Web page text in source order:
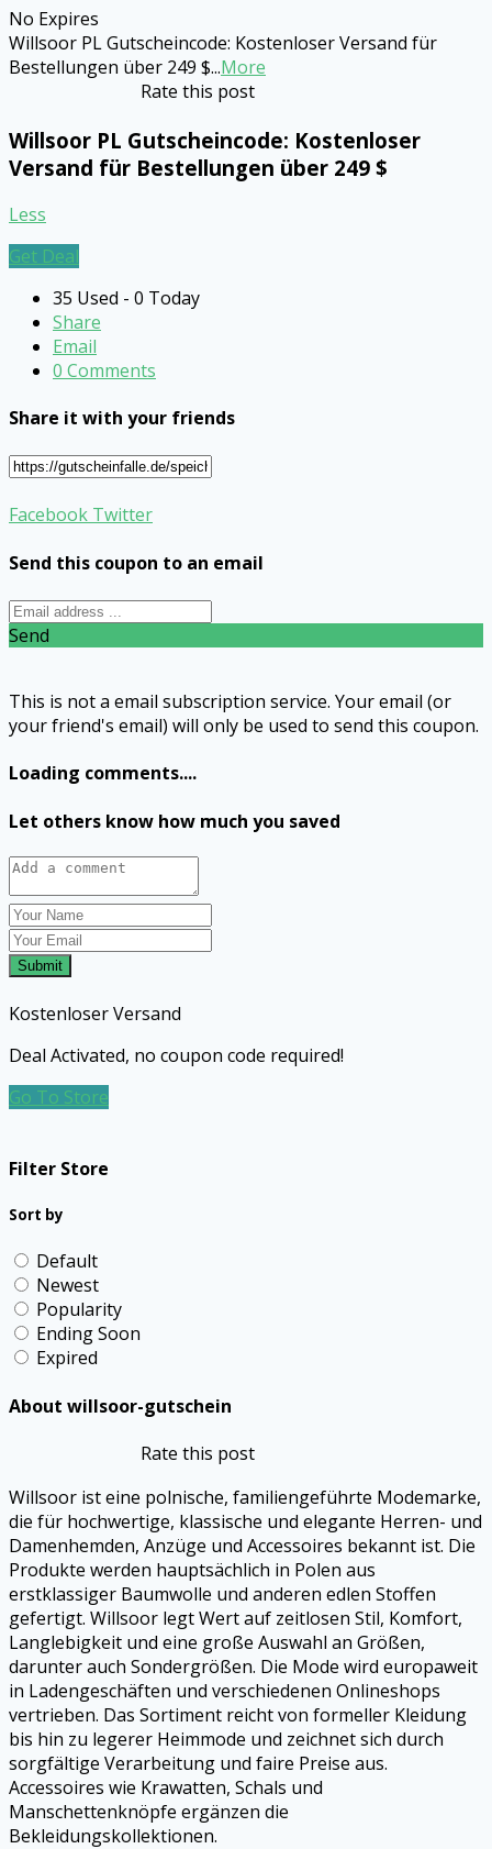
No Expires
Willsoor PL Gutscheincode: Kostenloser Versand für
Bestellungen über 249 $...More
Rate this post
Willsoor PL Gutscheincode: Kostenloser
Versand für Bestellungen über 249 $
Less
Get Deal
35 Used - 0 Today
Share
Email
0 Comments
Share it with your friends
Facebook Twitter
Send this coupon to an email
Send
This is not a email subscription service. Your email (or
your friend's email) will only be used to send this coupon.
Loading comments....
Let others know how much you saved
Submit
Kostenloser Versand
Deal Activated, no coupon code required!
Go To Store
Filter Store
Sort by
Default
Newest
Popularity
Ending Soon
Expired
About willsoor-gutschein
Rate this post
Willsoor ist eine polnische, familiengeführte Modemarke,
die für hochwertige, klassische und elegante Herren- und
Damenhemden, Anzüge und Accessoires bekannt ist. Die
Produkte werden hauptsächlich in Polen aus
erstklassiger Baumwolle und anderen edlen Stoffen
gefertigt. Willsoor legt Wert auf zeitlosen Stil, Komfort,
Langlebigkeit und eine große Auswahl an Größen,
darunter auch Sondergrößen. Die Mode wird europaweit
in Ladengeschäften und verschiedenen Onlineshops
vertrieben. Das Sortiment reicht von formeller Kleidung
bis hin zu legerer Heimmode und zeichnet sich durch
sorgfältige Verarbeitung und faire Preise aus.
Accessoires wie Krawatten, Schals und
Manschettenknöpfe ergänzen die
Bekleidungskollektionen.